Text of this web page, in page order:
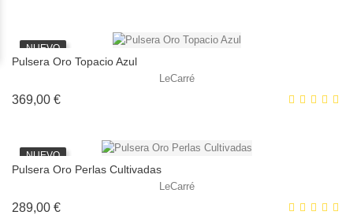
NUEVO
Pulsera Oro Topacio Azul
LeCarré
369,00 €Precio
NUEVO
Pulsera Oro Perlas Cultivadas
LeCarré
289,00 €Precio